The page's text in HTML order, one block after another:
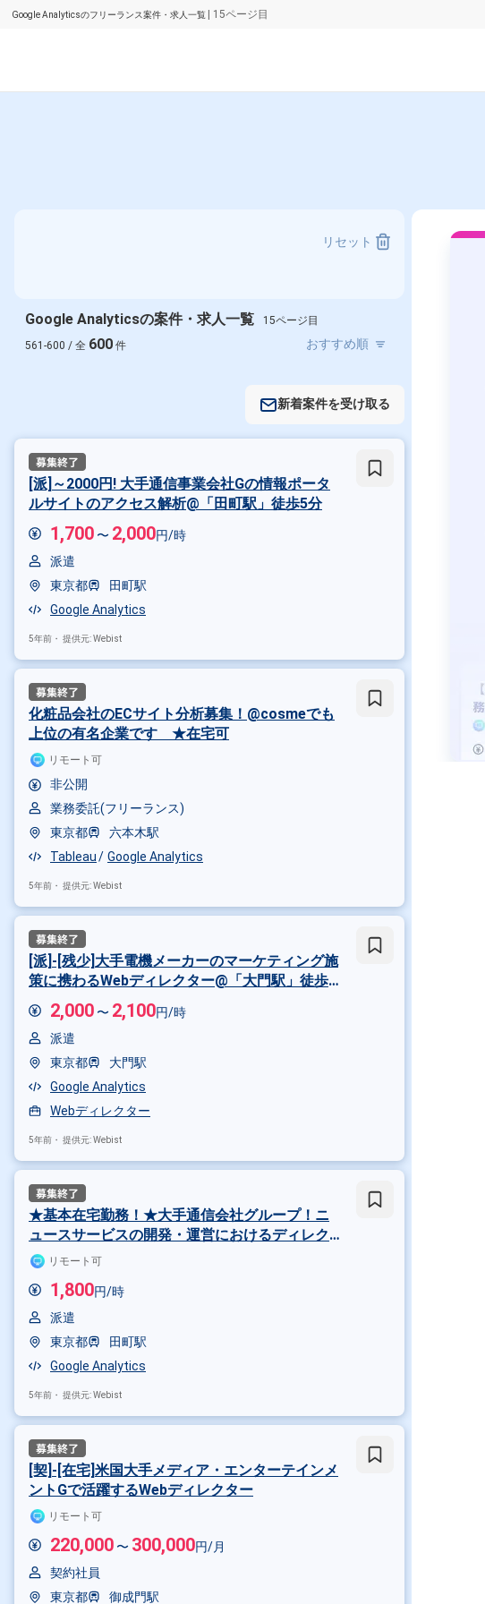
Google Analyticsのフリーランス案件・求人一覧 | 15ページ目
リセット
Google Analyticsの案件・求人一覧
15ページ目
561-600 / 全 600 件
新着案件を受け取る
[派]～2000円! 大手通信事業会社Gの情報ポータ
ルサイトのアクセス解析@「田町駅」徒歩5分
1,700 〜 2,000円/時
派遣
東京都
田町駅
Google Analytics
5年前・ 提供元: Webist
化粧品会社のECサイト分析募集！@cosmeでも
上位の有名企業です ★在宅可
リモート可
非公開
業務委託(フリーランス)
東京都
六本木駅
Tableau
Google Analytics
5年前・ 提供元: Webist
[派]-[残少]大手電機メーカーのマーケティング施
策に携わるWebディレクター@「大門駅」徒歩5
分 ※社員登用制度あり
2,000 〜 2,100円/時
派遣
東京都
大門駅
Google Analytics
Webディレクター
5年前・ 提供元: Webist
★基本在宅勤務！★大手通信会社グループ！ニ
ュースサービスの開発・運営におけるディレク
ションのお仕事 ＠田町
リモート可
1,800円/時
派遣
東京都
田町駅
Google Analytics
5年前・ 提供元: Webist
[契]-[在宅]米国大手メディア・エンターテインメ
ントGで活躍するWebディレクター
リモート可
220,000 〜 300,000円/月
契約社員
東京都
御成門駅